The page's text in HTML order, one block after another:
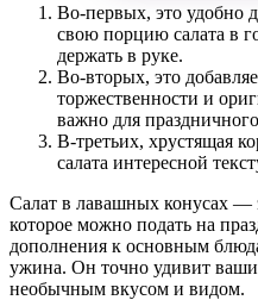
Во-первых, это удобно
свою порцию салата в
держать в руке.
Во-вторых, это
торжественности и
важно для
В-третьих, хрустящая
салата интересной
Салат в лавашных конусах —
которое можно подать на
дополнения к основным
ужина. Он точно удивит
необычным вкусом и видом.